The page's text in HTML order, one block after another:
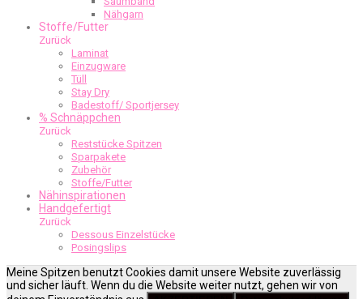
Nähgarn
Stoffe/Futter
Zurück
Laminat
Einzugware
Tüll
Stay Dry
Badestoff/ Sportjersey
% Schnäppchen
Zurück
Reststücke Spitzen
Sparpakete
Zubehör
Stoffe/Futter
Nähinspirationen
Handgefertigt
Zurück
Dessous Einzelstücke
Posingslips
Meine Spitzen benutzt Cookies damit unsere Website zuverlässig
und sicher läuft. Wenn du die Website weiter nutzt, gehen wir von